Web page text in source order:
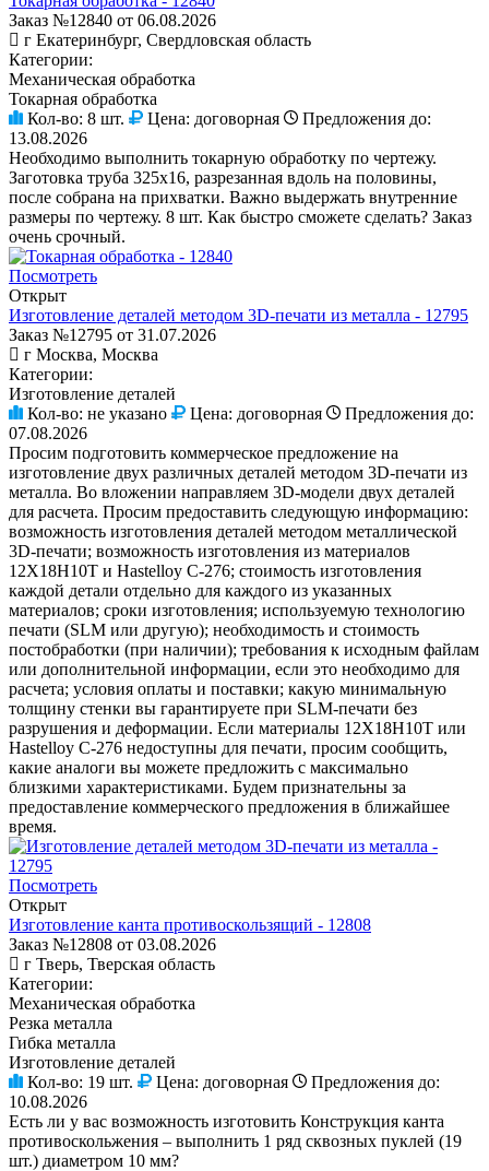
Заказ №12840 от 06.08.2026
г Екатеринбург, Свердловская область
Категории:
Механическая обработка
Токарная обработка
Кол-во: 8 шт. Цена: договорная
Предложения до:
13.08.2026
Необходимо выполнить токарную обработку по чертежу.
Заготовка труба 325х16, разрезанная вдоль на половины,
после собрана на прихватки. Важно выдержать внутренние
размеры по чертежу. 8 шт. Как быстро сможете сделать? Заказ
очень срочный.
Посмотреть
Открыт
Изготовление деталей методом 3D-печати из металла - 12795
Заказ №12795 от 31.07.2026
г Москва, Москва
Категории:
Изготовление деталей
Кол-во: не указано Цена: договорная
Предложения до:
07.08.2026
Просим подготовить коммерческое предложение на
изготовление двух различных деталей методом 3D-печати из
металла. Во вложении направляем 3D-модели двух деталей
для расчета. Просим предоставить следующую информацию:
возможность изготовления деталей методом металлической
3D-печати; возможность изготовления из материалов
12Х18Н10Т и Hastelloy C-276; стоимость изготовления
каждой детали отдельно для каждого из указанных
материалов; сроки изготовления; используемую технологию
печати (SLM или другую); необходимость и стоимость
постобработки (при наличии); требования к исходным файлам
или дополнительной информации, если это необходимо для
расчета; условия оплаты и поставки; какую минимальную
толщину стенки вы гарантируете при SLM-печати без
разрушения и деформации. Если материалы 12Х18Н10Т или
Hastelloy C-276 недоступны для печати, просим сообщить,
какие аналоги вы можете предложить с максимально
близкими характеристиками. Будем признательны за
предоставление коммерческого предложения в ближайшее
время.
Посмотреть
Открыт
Изготовление канта противоскользящий - 12808
Заказ №12808 от 03.08.2026
г Тверь, Тверская область
Категории:
Механическая обработка
Резка металла
Гибка металла
Изготовление деталей
Кол-во: 19 шт. Цена: договорная
Предложения до:
10.08.2026
Есть ли у вас возможность изготовить Конструкция канта
противоскольжения – выполнить 1 ряд сквозных пуклей (19
шт.) диаметром 10 мм?